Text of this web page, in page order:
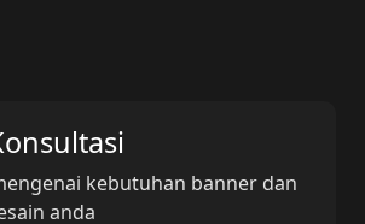
kebutuhan banner dan
anda